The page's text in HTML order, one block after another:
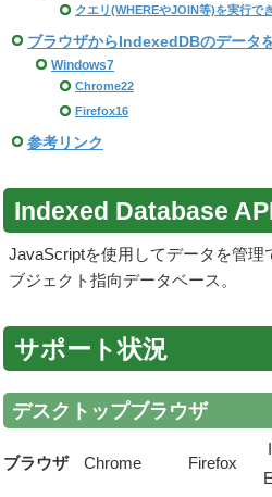
クエリ(WHEREやJOIN等)を実行で
ブラウザからIndexedDBのデータ
Windows7
Chrome22
Firefox16
参考リンク
Indexed Database
JavaScriptを使用してデータを管理
ブジェクト指向データベース。
サポート状況
デスクトップブラウザ
ブラウザ Chrome Firefox